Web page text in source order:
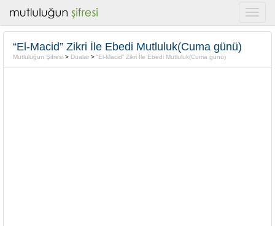
“El-Macid” Zikri İle Ebedi Mutluluk(Cuma günü)
Mutluluğun Şifresi > Dualar > “El-Macid” Zikri İle Ebedi Mutluluk(Cuma günü)